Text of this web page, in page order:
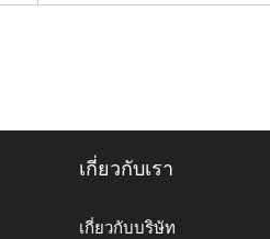
เกี่ยวกับเรา
เกี่ยวกับบริษัท